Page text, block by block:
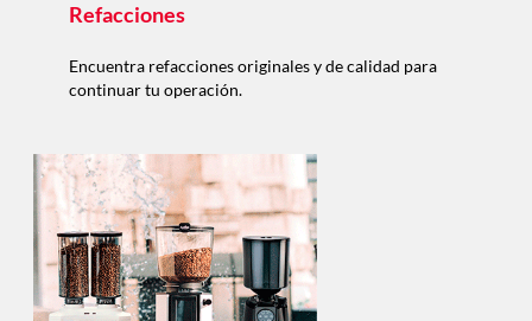
Refacciones
Encuentra refacciones originales y de calidad para
continuar tu operación.